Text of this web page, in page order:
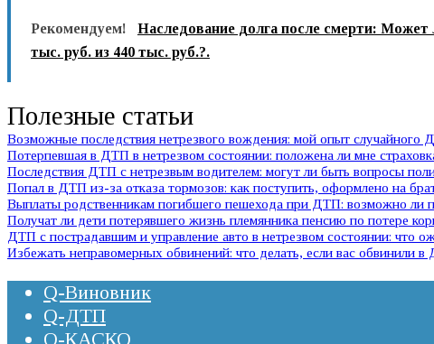
Рекомендуем!
Наследование долга после смерти:
тыс. руб. из 440 тыс. руб.?.
Полезные статьи
Возможные последствия нетрезвого вождения: мой опыт
Потерпевшая в ДТП в нетрезвом состоянии: положена ли мне
Последствия ДТП с нетрезвым водителем: могут ли быть вопросы
Попал в ДТП из-за отказа тормозов: как поступить, оформлено на
Выплаты родственникам погибшего пешехода при ДТП: возможно ли
Получат ли дети потерявшего жизнь племянника пенсию по потере
ДТП с пострадавшим и управление авто в нетрезвом состоянии: что
Избежать неправомерных обвинений: что делать, если вас обвинили
Q-Виновник
Q-ДТП
Q-КАСКО